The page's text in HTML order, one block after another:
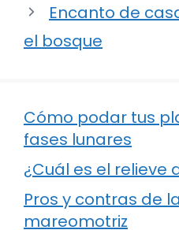
Encanto de
el bosque
Cómo podar tus
fases lunares
¿Cuál es el relieve
Pros y contras de
mareomotriz